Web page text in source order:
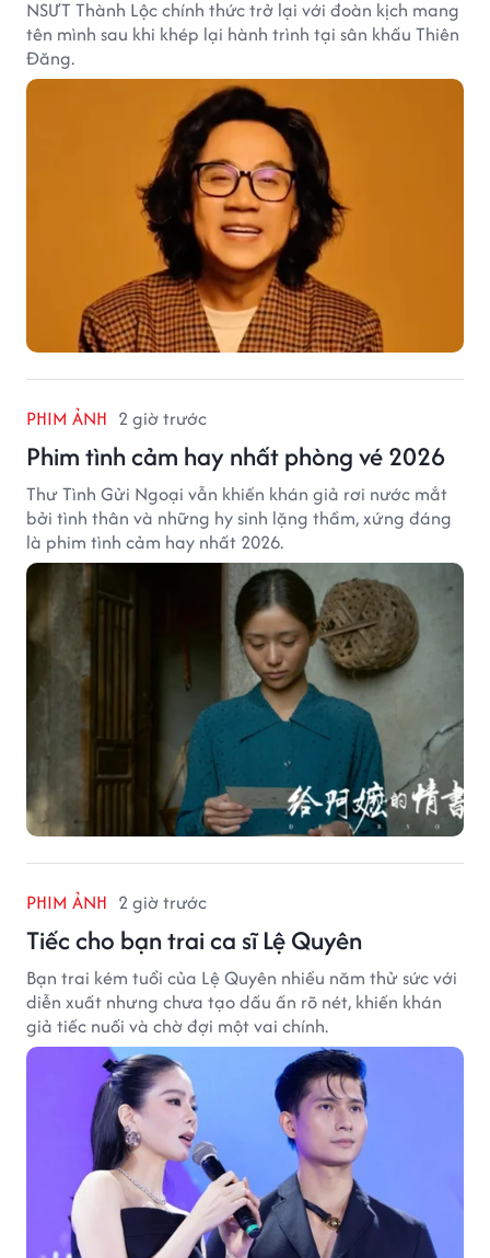
NSƯT Thành Lộc chính thức trở lại với đoàn kịch mang
tên mình sau khi khép lại hành trình tại sân khấu Thiên
Đăng.
PHIM ẢNH 2 giờ trước
Phim tình cảm hay nhất phòng vé 2026
Thư Tình Gửi Ngoại vẫn khiến khán giả rơi nước mắt
bởi tình thân và những hy sinh lặng thầm, xứng đáng
là phim tình cảm hay nhất 2026.
PHIM ẢNH 2 giờ trước
Tiếc cho bạn trai ca sĩ Lệ Quyên
Bạn trai kém tuổi của Lệ Quyên nhiều năm thử sức với
diễn xuất nhưng chưa tạo dấu ấn rõ nét, khiến khán
giả tiếc nuối và chờ đợi một vai chính.